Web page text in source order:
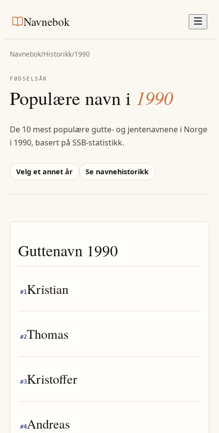
Navnebok
Navnebok/Historikk/1990
FØDSELSÅR
Populære navn i 1990
De 10 mest populære gutte- og jentenavnene i Norge
i 1990, basert på SSB-statistikk.
Velg et annet år Se navnehistorikk
Guttenavn 1990
#1 Kristian
#2Thomas
#3Kristoffer
#4Andreas